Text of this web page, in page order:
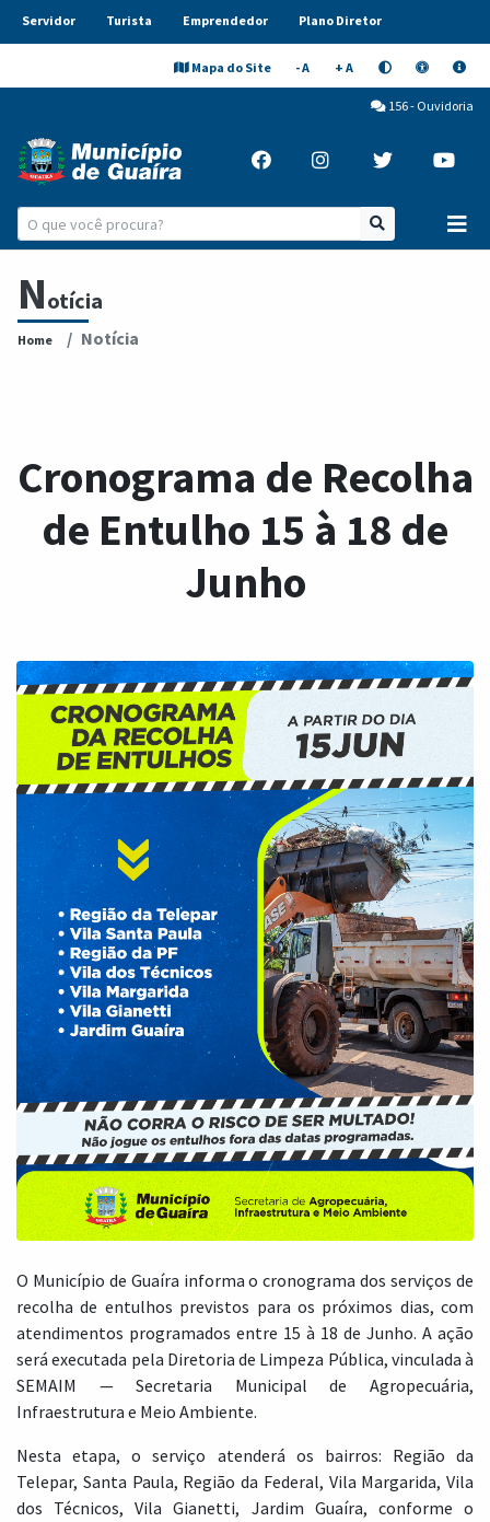
Servidor Turista Emprendedor Plano Diretor
Mapa do Site - A + A
156 - Ouvidoria
Notícia
Home Notícia
Cronograma de Recolha
de Entulho 15 à 18 de
Junho
O Município de Guaíra informa o cronograma dos serviços de
recolha de entulhos previstos para os próximos dias, com
atendimentos programados entre 15 à 18 de Junho. A ação
será executada pela Diretoria de Limpeza Pública, vinculada à
SEMAIM — Secretaria Municipal de Agropecuária,
Infraestrutura e Meio Ambiente.
Nesta etapa, o serviço atenderá os bairros: Região da
Telepar, Santa Paula, Região da Federal, Vila Margarida, Vila
dos Técnicos, Vila Gianetti, Jardim Guaíra, conforme o